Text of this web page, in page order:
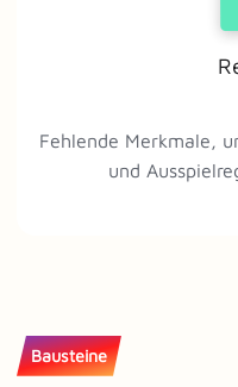
Fehlende Merkmale,
und
Bausteine